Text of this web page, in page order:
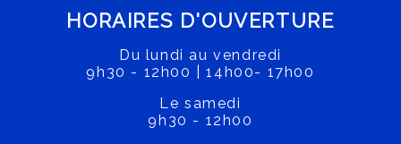
HORAIRES D'OUVERTURE
Du lundi au vendredi
9h30 - 12h00 | 14h00- 17h00
Le samedi
9h30 - 12h00